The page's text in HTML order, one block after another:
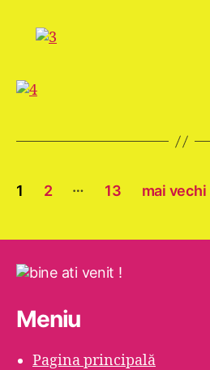
Navigare
articole
1 2 … 13 mai vechi
Meniu
Pagina principală